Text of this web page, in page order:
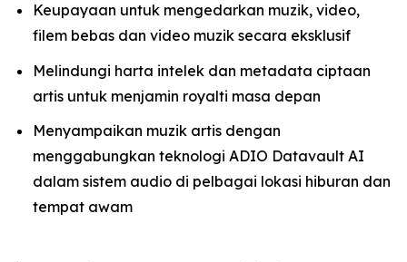
Keupayaan untuk mengedarkan muzik, video,
filem bebas dan video muzik secara eksklusif
Melindungi harta intelek dan metadata ciptaan
artis untuk menjamin royalti masa depan
Menyampaikan muzik artis dengan
menggabungkan teknologi ADIO Datavault AI
dalam sistem audio di pelbagai lokasi hiburan dan
tempat awam